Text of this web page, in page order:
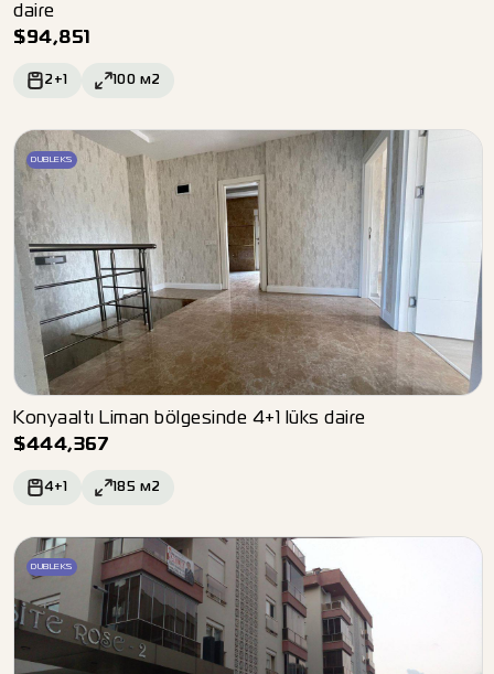
daire
$94,851
2+1 100 м2
DUBLEKS
Konyaaltı Liman bölgesinde 4+1 lüks daire
$444,367
4+1 185 м2
DUBLEKS